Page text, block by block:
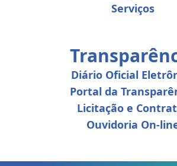
Serviços
Diário Oficial
Portal da
Licitação e
Ouvidoria On-